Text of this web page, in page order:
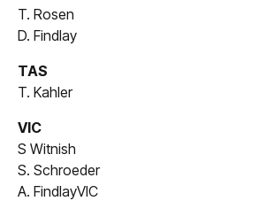
T. Rosen
D. Findlay
TAS
T. Kahler
VIC
S Witnish
S. Schroeder
A. FindlayVIC